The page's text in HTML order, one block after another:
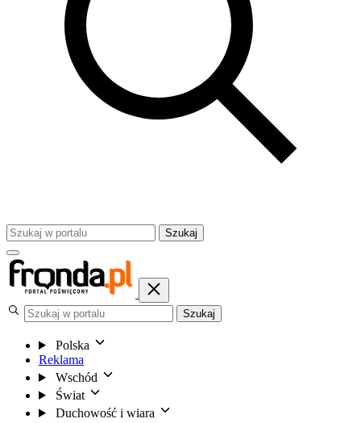
Szukaj
Szukaj
Polska
Reklama
Wschód
Świat
Duchowość i wiara